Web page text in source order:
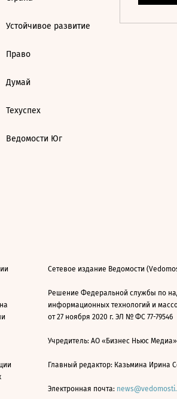
Устойчивое развитие
Право
Думай
Техуспех
Ведомости Юг
Сетевое издание Ведомости
Решение Федеральной службы по
информационных технологий и
от 27 ноября 2020 г. ЭЛ № ФС 77-79546
Учредитель: АО «Бизнес Ньюс Медиа»
Главный редактор: Казьмина Ирина
Электронная почта: